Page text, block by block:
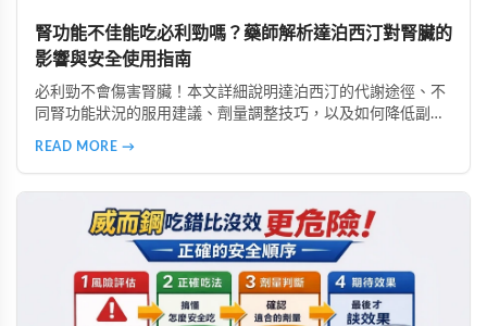
腎功能不佳能吃必利勁嗎？藥師解析達泊西汀對腎臟的
影響與安全使用指南
必利勁不會傷害腎臟！本文詳細說明達泊西汀的代謝途徑、不
同腎功能狀況的服用建議、劑量調整技巧，以及如何降低副作
READ MORE →